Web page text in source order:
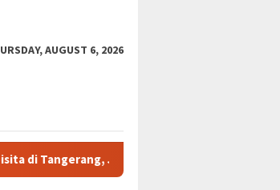
AUGUST 6, 2026
Korupsi Kian Terkuak!